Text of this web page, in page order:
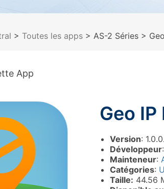
> Toutes les apps > AS-2 Séries >
App
Geo
Version:
Développeur:
Mainteneur:
Catégories:
Taille: 44.56